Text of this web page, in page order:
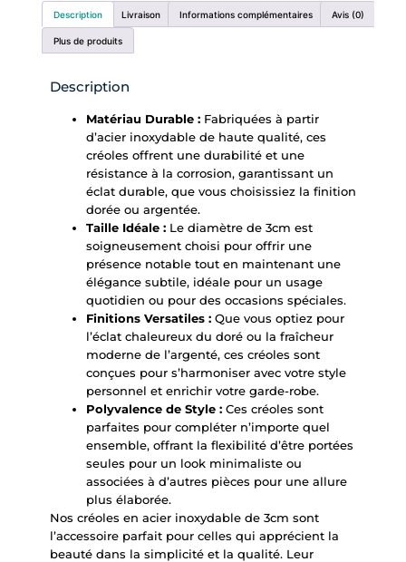
Description Livraison Informations complémentaires Avis (0)
Plus de produits
Description
Matériau Durable : Fabriquées à partir
d’acier inoxydable de haute qualité, ces
créoles offrent une durabilité et une
résistance à la corrosion, garantissant un
éclat durable, que vous choisissiez la finition
dorée ou argentée.
Taille Idéale : Le diamètre de 3cm est
soigneusement choisi pour offrir une
présence notable tout en maintenant une
élégance subtile, idéale pour un usage
quotidien ou pour des occasions spéciales.
Finitions Versatiles : Que vous optiez pour
l’éclat chaleureux du doré ou la fraîcheur
moderne de l’argenté, ces créoles sont
conçues pour s’harmoniser avec votre style
personnel et enrichir votre garde-robe.
Polyvalence de Style : Ces créoles sont
parfaites pour compléter n’importe quel
ensemble, offrant la flexibilité d’être portées
seules pour un look minimaliste ou
associées à d’autres pièces pour une allure
plus élaborée.
Nos créoles en acier inoxydable de 3cm sont
l’accessoire parfait pour celles qui apprécient la
beauté dans la simplicité et la qualité. Leur